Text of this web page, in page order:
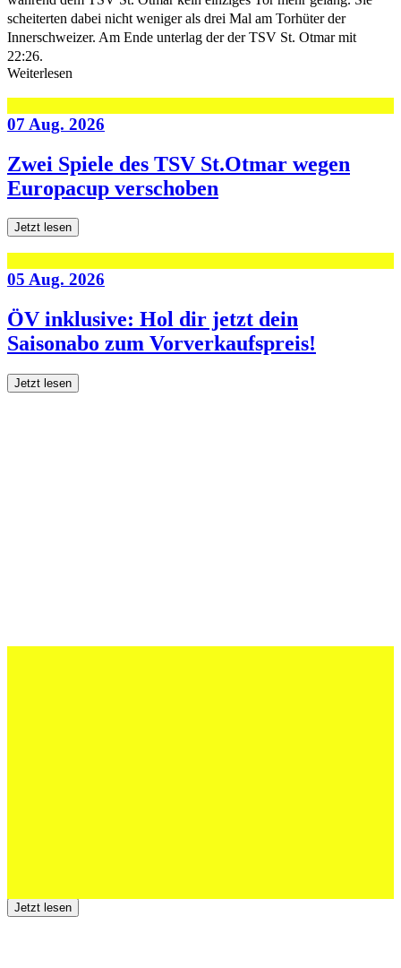
scheiterten dabei nicht weniger als drei Mal am Torhüter der
Innerschweizer. Am Ende unterlag der der TSV St. Otmar mit
22:26.
Weiterlesen
07 Aug. 2026
Zwei Spiele des TSV St.Otmar wegen
Europacup verschoben
Jetzt lesen
05 Aug. 2026
ÖV inklusive: Hol dir jetzt dein
Saisonabo zum Vorverkaufspreis!
Jetzt lesen
Jetzt lesen